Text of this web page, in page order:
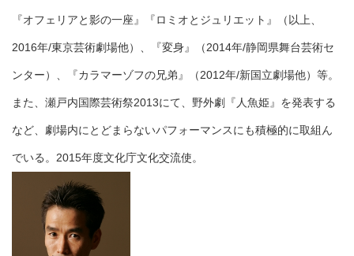
『オフェリアと影の一座』『ロミオとジュリエット』（以上、
2016年/東京芸術劇場他）、『変身』（2014年/静岡県舞台芸術セ
ンター）、『カラマーゾフの兄弟』（2012年/新国立劇場他）等。
また、瀬戸内国際芸術祭2013にて、野外劇『人魚姫』を発表する
など、劇場内にとどまらないパフォーマンスにも積極的に取組ん
でいる。2015年度文化庁文化交流使。